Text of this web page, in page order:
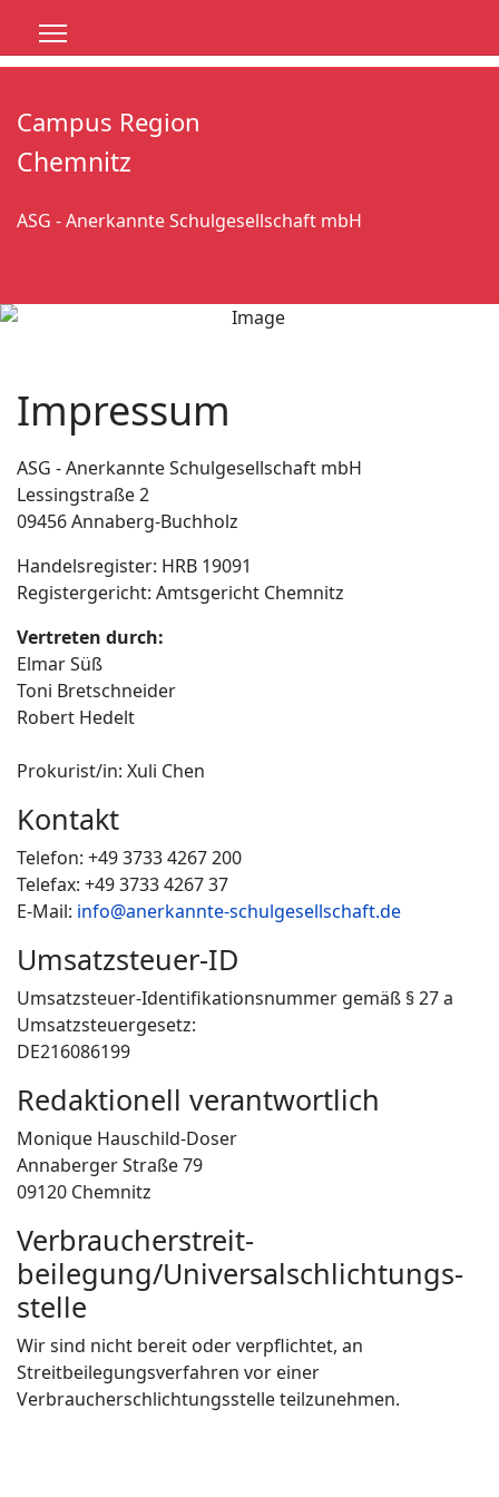
Campus Region
Chemnitz
ASG - Anerkannte Schulgesellschaft mbH
Impressum
ASG - Anerkannte Schulgesellschaft mbH
Lessingstraße 2
09456 Annaberg-Buchholz
Handelsregister: HRB 19091
Registergericht: Amtsgericht Chemnitz
Vertreten durch:
Elmar Süß
Toni Bretschneider
Robert Hedelt
Prokurist/in: Xuli Chen
Kontakt
Telefon: +49 3733 4267 200
Telefax: +49 3733 4267 37
E-Mail: info@anerkannte-schulgesellschaft.de
Umsatzsteuer-ID
Umsatzsteuer-Identifikationsnummer gemäß § 27 a
Umsatzsteuergesetz:
DE216086199
Redaktionell verantwortlich
Monique Hauschild-Doser
Annaberger Straße 79
09120 Chemnitz
Verbraucher­streit­
beilegung/Universal­schlichtungs­
stelle
Wir sind nicht bereit oder verpflichtet, an
Streitbeilegungsverfahren vor einer
Verbraucherschlichtungsstelle teilzunehmen.